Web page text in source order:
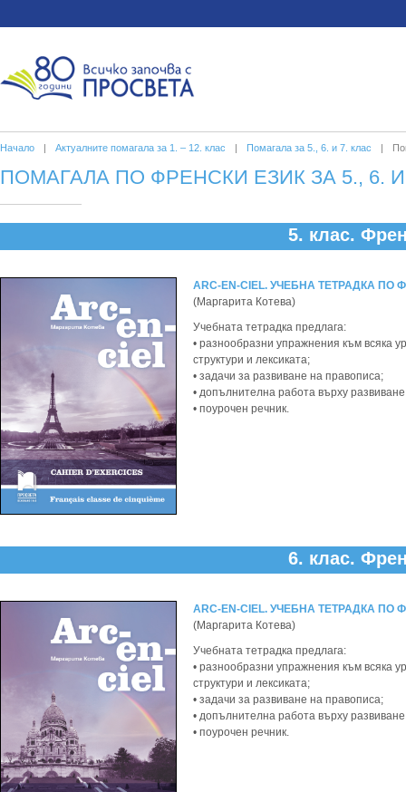
Начало | Актуалните помагала за 1. – 12. клас | Помагала за 5., 6. и 7. клас |
ПОМАГАЛА ПО ФРЕНСКИ ЕЗИК ЗА 5., 6.
5. клас.
ARC-EN-CIEL. УЧЕБНА ТЕТРАДКА ПО
(Маргарита Котева)
Учебната тетрадка предлага:
• разнообразни упражнения към всяка
структури и лексиката;
• задачи за развиване на правописа;
• допълнителна работа върху
• поурочен речник.
6. клас.
ARC-EN-CIEL. УЧЕБНА ТЕТРАДКА ПО
(Маргарита Котева)
Учебната тетрадка предлага:
• разнообразни упражнения към всяка
структури и лексиката;
• задачи за развиване на правописа;
• допълнителна работа върху
• поурочен речник.